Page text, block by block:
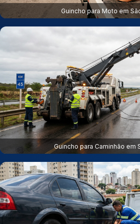
Guincho para Moto em
Guincho para Caminhão em